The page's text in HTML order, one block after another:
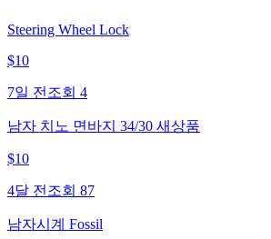
Steering Wheel Lock
$10
7일 전 조회 4
남자 치노 면바지 34/30 새상품
$10
4달 전 조회 87
남자시계 Fossil